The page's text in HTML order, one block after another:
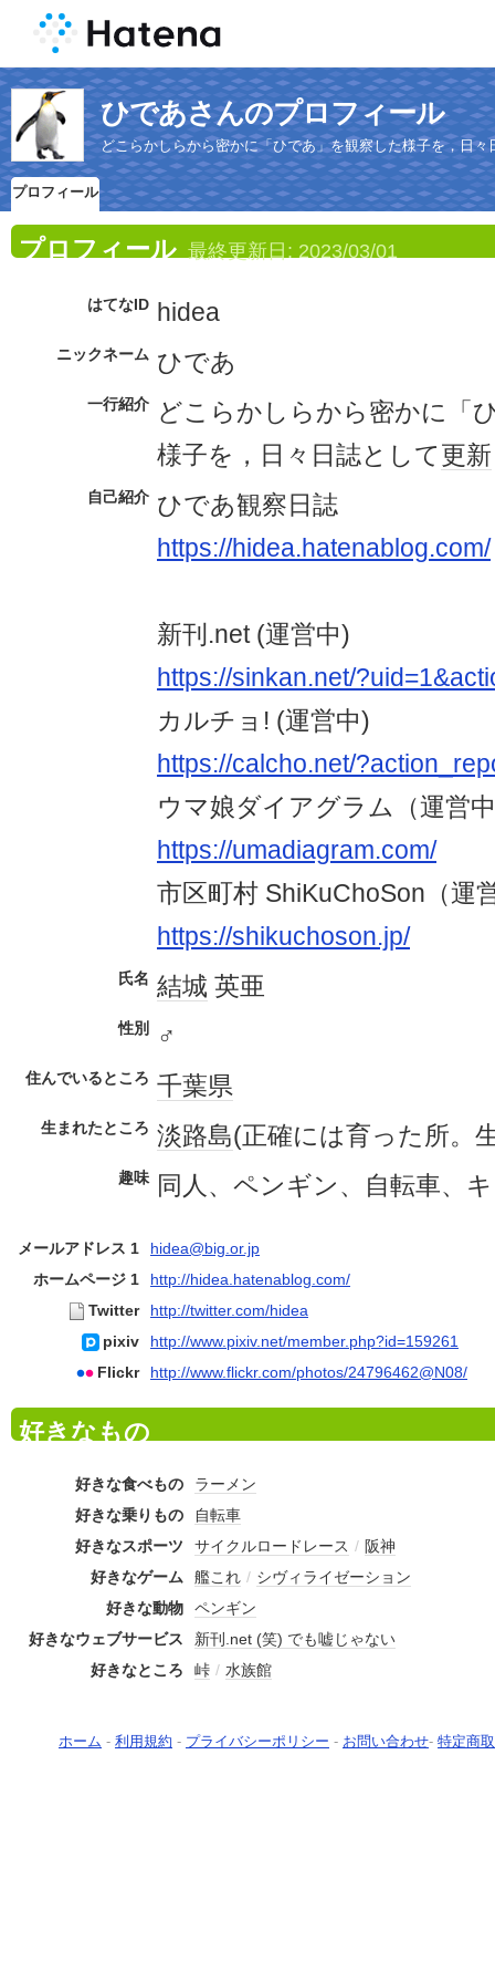
ひであさんのプロフィール
どこらかしらから密かに「ひであ」を観察した様子を，日
プロフィール
プロフィール 最終更新日: 2023/03/01
はてなID hidea
ニックネーム ひであ
一行紹介
どこらかしらから密かに「
様子を，日々日誌として更新
自己紹介 ひであ観察日誌
https://hidea.hatenablog.com/
新刊.net (運営中)
https://sinkan.net/
カルチョ! (運営中)
https://calcho.net/
ウマ娘ダイアグラム（運営
https://umadiagram.com/
市区町村 ShiKuChoSon（運
https://shikuchoson.jp/
氏名 結城 英亜
性別 ♂
住んでいるところ 千葉県
生まれたところ 淡路島(正確には育った所。
趣味 同人、ペンギン、自転車、
メールアドレス 1
hidea@big.or.jp
ホームページ 1
http://hidea.hatenablog.com/
Twitter
http://twitter.com/hidea
pixiv
http://www.pixiv.net/member.php?id=159261
Flickr
http://www.flickr.com/photos/24796462@N08/
好きなもの
好きな食べもの
ラーメン
好きな乗りもの
自転車
好きなスポーツ
サイクルロードレース / 阪神
好きなゲーム
艦これ / シヴィライゼーション
好きな動物
ペンギン
好きなウェブサービス
新刊.net (笑) でも嘘じゃない
好きなところ
峠 / 水族館
ホーム - 利用規約 - プライバシーポリシー - お問い合わせ- 特定商